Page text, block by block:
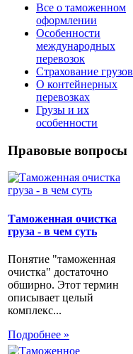
Все о таможенном
оформлении
Особенности
международных
перевозок
Страхование грузов
О контейнерных
перевозках
Грузы и их
особенности
Правовые вопросы
Таможенная очистка
груза - в чем суть
Понятие "таможенная
очистка" достаточно
обширно. Этот термин
описывает целый
комплекс...
Подробнее »